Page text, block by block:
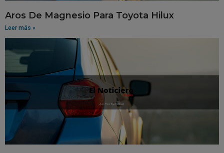
Aros De Magnesio Para Toyota Hilux
Leer más »